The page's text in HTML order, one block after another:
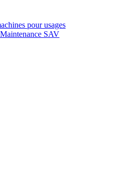
pour usages
SAV